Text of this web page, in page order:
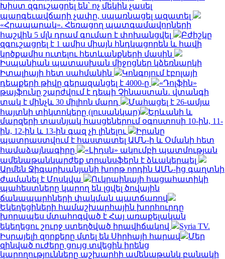
Խիստ զգուշացրել են՝ ոչ մեկին չասել
պարգեւավճարի չափը, սպառնացել ազատել
«Հրապարակ». Հեռացող պատգամավորների
հաշվին 5 մլն դրամ գումար է փոխանցվել
Բժիշկը
զգուշացրել է 1 ամիս միայն հնդկացորեն և հավի
կրծքամիս ուտելու հետևանքների մասին
Իսպանիան պատասխան միջոցներ կձեռնարկի
Իտալիայի հետ սահմանին
Կոնգոյում էբոլայի
դեպքերի թիվը գերազանցել է 4000-ը
«Դոլֆին»
թայֆունը շարժվում է դեպի Չինաստան․ վտանգի
տակ է մինչև 30 միլիոն մարդ
Մահացել է 26-ամյա
հայտնի տիկտոկերը (լուսանկար)
Երևանի և
մարզերի տասնյակ հասցեներում օգոստոսի 10-ին, 11-
ին, 12-ին և 13-ին գազ չի լինելու
Իրանը
պատրաստվում է հաստատել ԱՄՆ-ի և Օմանի հետ
համաձայնագիրը
«Լիդսն» ակումբի պատմության
ամենաթանկարժեք տրանսֆերն է ձևակերպել
Արմեն Ջիգարխանյանի խորթ որդին ԱՄՆ-ից գաղտնի
ժամանել է Մոսկվա
Ուկրաինայի հացահատիկի
պահեստները կարող են լցվել ծովային
ճանապարհների փակման պատճառով
Եկեղեցիների համաշխարհային խորհուրդը
խորապես մտահոգված է Հայ առաքելական
եկեղեցու շուրջ ստեղծված իրավիճակով
Syria TV.
Իսրայելի զորքերը մտել են Սիրիայի հարավ
Մեր
զինված ուժերը ցույց տվեցին իրենց
կարողությունները աշխարհի ամենաթանկ բանակի